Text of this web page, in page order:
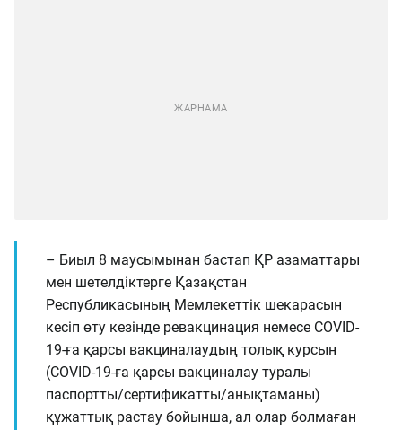
– Биыл 8 маусымынан бастап ҚР азаматтары
мен шетелдіктерге Қазақстан
Республикасының Мемлекеттік шекарасын
кесіп өту кезінде ревакцинация немесе COVID-
19-ға қарсы вакциналаудың толық курсын
(COVID-19-ға қарсы вакциналау туралы
паспортты/сертификатты/анықтаманы)
құжаттық растау бойынша, ал олар болмаған